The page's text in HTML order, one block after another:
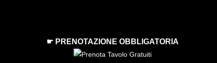
☛ PRENOTAZIONE OBBLIGATORIA